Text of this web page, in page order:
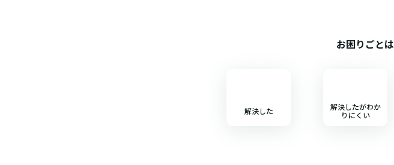
お困りごと
解決した
解決したがわか
りにくい